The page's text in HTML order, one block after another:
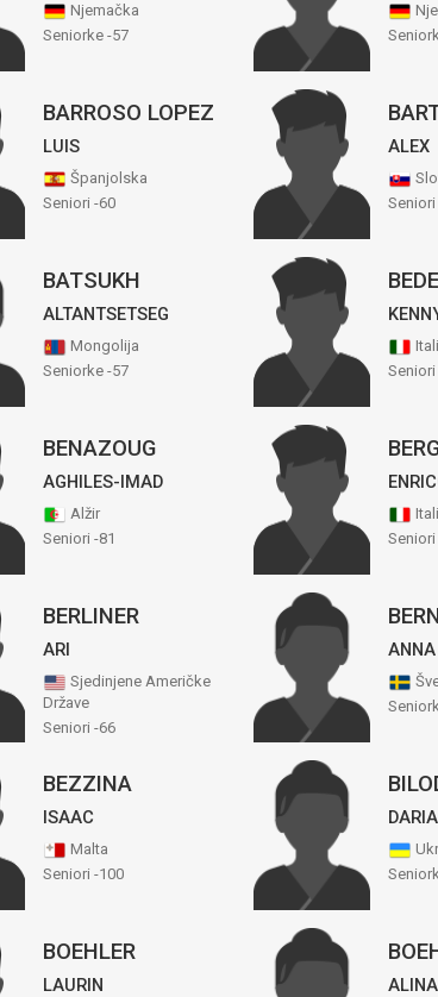
Njemačka
Seniorke -57
BARROSO LOPEZ
LUIS
Španjolska
Seniori -60
ALEX
Seniori
BATSUKH
ALTANTSETSEG
Mongolija
Seniorke -57
Seniori
BENAZOUG
AGHILES-IMAD
Alžir
Seniori -81
Seniori
BERLINER
ARI
Sjedinjene Američke
Države
Seniori -66
ANNA
BEZZINA
ISAAC
Malta
Seniori -100
DARIA
BOEHLER
LAURIN ALINA